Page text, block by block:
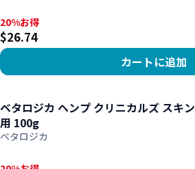
20%お得, $26.74
20%お得
$26.74
カートに追加
ベタロジカ ヘンプ クリニカルズ スキ
用 100g
ベタロジカ